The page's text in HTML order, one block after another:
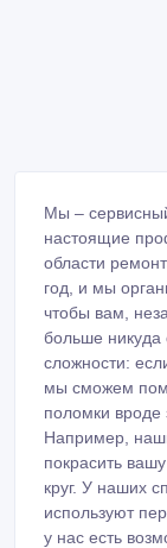
Мы –
настоящие
области
год, и мы
чтобы вам,
больше
сложности:
мы сможем
поломки вроде
Например,
покрасить
круг. У наших
используют
у нас есть